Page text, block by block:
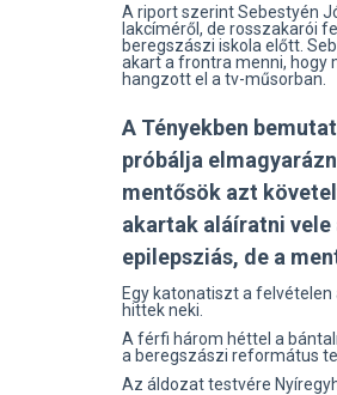
A riport szerint Sebestyén
lakcíméről, de rosszakarói
beregszászi iskola előtt.
akart a frontra menni, hogy
hangzott el a tv-műsorban.
A Tényekben
próbálja
mentősök azt
akartak aláíratni
epilepsziás, de a
Egy katonatiszt a
hittek neki.
A férfi három héttel a
a beregszászi református
Az áldozat testvére